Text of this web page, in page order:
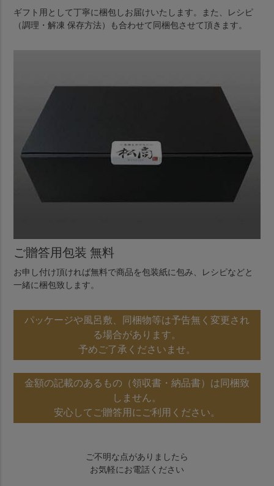
ギフト用として丁寧に梱包しお届けいたします。また、レシピ
（調理・解凍 保存方法）も合わせて同梱包させて頂きます。
ご贈答用包装 無料
お申し付け頂ければ無料で商品を包装紙に包み、レシピなどと
一緒に梱包致します。
パッケージや風呂敷、同梱物等は予告無く変更され
る場合があります。
予めご了承くださいませ。
金額の記載のあるもの（領収書・納品書）は同梱致
しません。
安心してご贈答用にご利用ください。
ご不明な点がありましたら
お気軽にお電話ください